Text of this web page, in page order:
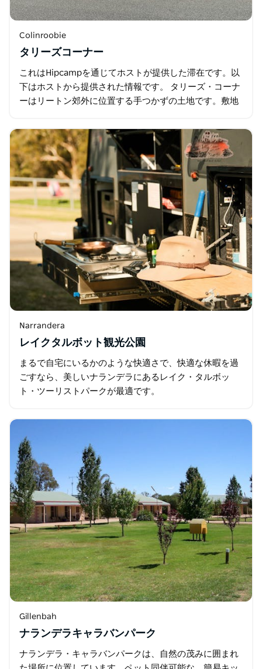
Colinroobie
タリーズコーナー
これはHipcampを通じてホストが提供した滞在です。以
下はホストから提供された情報です。 タリーズ・コーナ
ーはリートン郊外に位置する手つかずの土地です。敷地
Narrandera
レイクタルボット観光公園
まるで自宅にいるかのような快適さで、快適な休暇を過
ごすなら、美しいナランデラにあるレイク・タルボッ
ト・ツーリストパークが最適です。
Gillenbah
ナランデラキャラバンパーク
ナランデラ・キャラバンパークは、自然の茂みに囲まれ